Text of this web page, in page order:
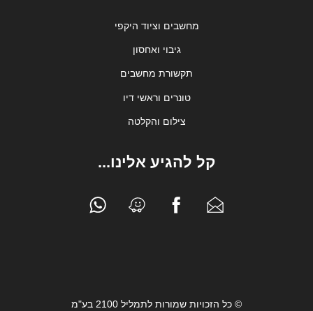
מחשבים וציוד היקפי
גיבוי ואחסון
תקשורת מחשבים
טונרים וראשי דיו
צילום והקלטה
קל להגיע אלינו...
© כל הזכויות שמורות לתמליל 2100 בע"מ